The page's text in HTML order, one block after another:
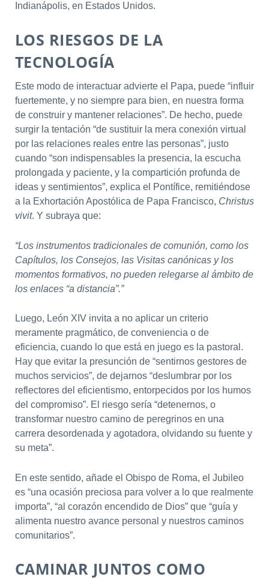
Indianápolis, en Estados Unidos.
LOS RIESGOS DE LA
TECNOLOGÍA
Este modo de interactuar advierte el Papa, puede “influir
fuertemente, y no siempre para bien, en nuestra forma
de construir y mantener relaciones”. De hecho, puede
surgir la tentación “de sustituir la mera conexión virtual
por las relaciones reales entre las personas”, justo
cuando “son indispensables la presencia, la escucha
prolongada y paciente, y la compartición profunda de
ideas y sentimientos”, explica el Pontífice, remitiéndose
a la Exhortación Apostólica de Papa Francisco, Christus
vivit. Y subraya que:
“Los instrumentos tradicionales de comunión, como los
Capítulos, los Consejos, las Visitas canónicas y los
momentos formativos, no pueden relegarse al ámbito de
los enlaces “a distancia”.”
Luego, León XIV invita a no aplicar un criterio
meramente pragmático, de conveniencia o de
eficiencia, cuando lo que está en juego es la pastoral.
Hay que evitar la presunción de “sentirnos gestores de
muchos servicios”, de dejarnos “deslumbrar por los
reflectores del eficientismo, entorpecidos por los humos
del compromiso”. El riesgo sería “detenernos, o
transformar nuestro camino de peregrinos en una
carrera desordenada y agotadora, olvidando su fuente y
su meta”.
En este sentido, añade el Obispo de Roma, el Jubileo
es “una ocasión preciosa para volver a lo que realmente
importa”, “al corazón encendido de Dios” que “guía y
alimenta nuestro avance personal y nuestros caminos
comunitarios”.
CAMINAR JUNTOS COMO